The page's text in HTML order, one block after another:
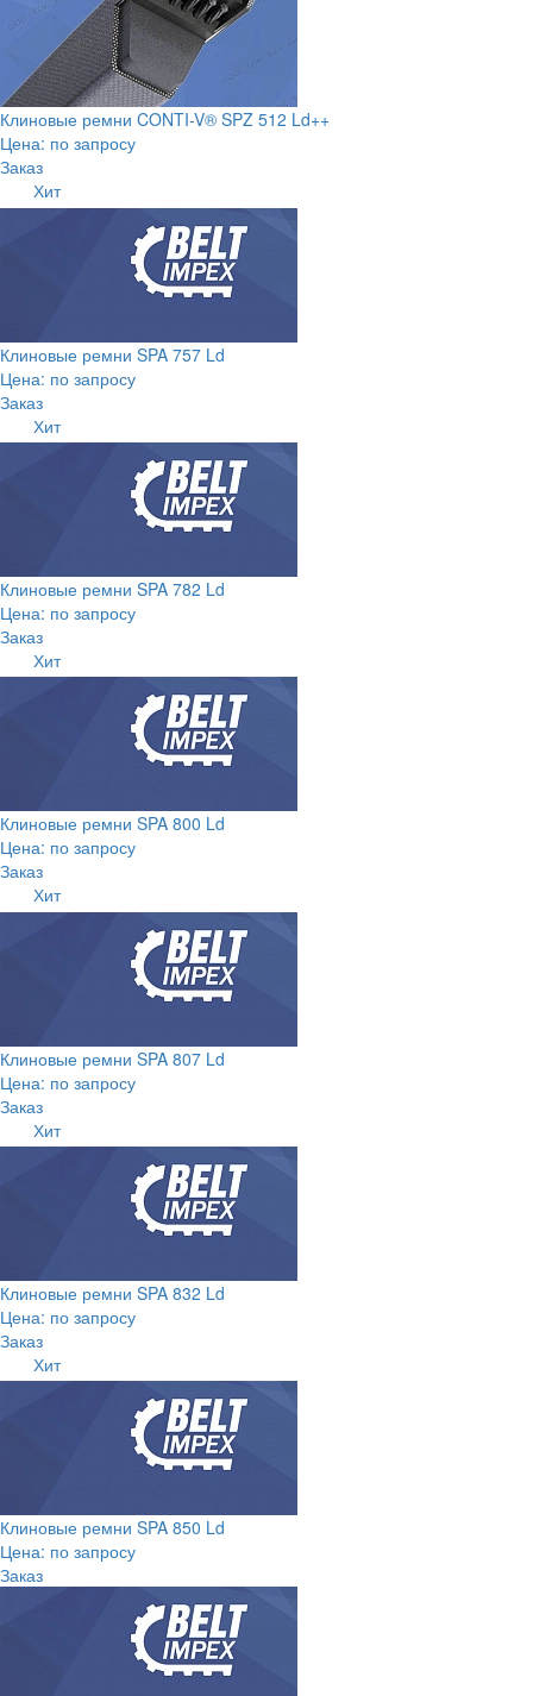
Клиновые ремни CONTI-V® SPZ 512 Ld++
Цена: по запросу
Заказ
Хит
Клиновые ремни SPA 757 Ld
Цена: по запросу
Заказ
Хит
Клиновые ремни SPA 782 Ld
Цена: по запросу
Заказ
Хит
Клиновые ремни SPA 800 Ld
Цена: по запросу
Заказ
Хит
Клиновые ремни SPA 807 Ld
Цена: по запросу
Заказ
Хит
Клиновые ремни SPA 832 Ld
Цена: по запросу
Заказ
Хит
Клиновые ремни SPA 850 Ld
Цена: по запросу
Заказ